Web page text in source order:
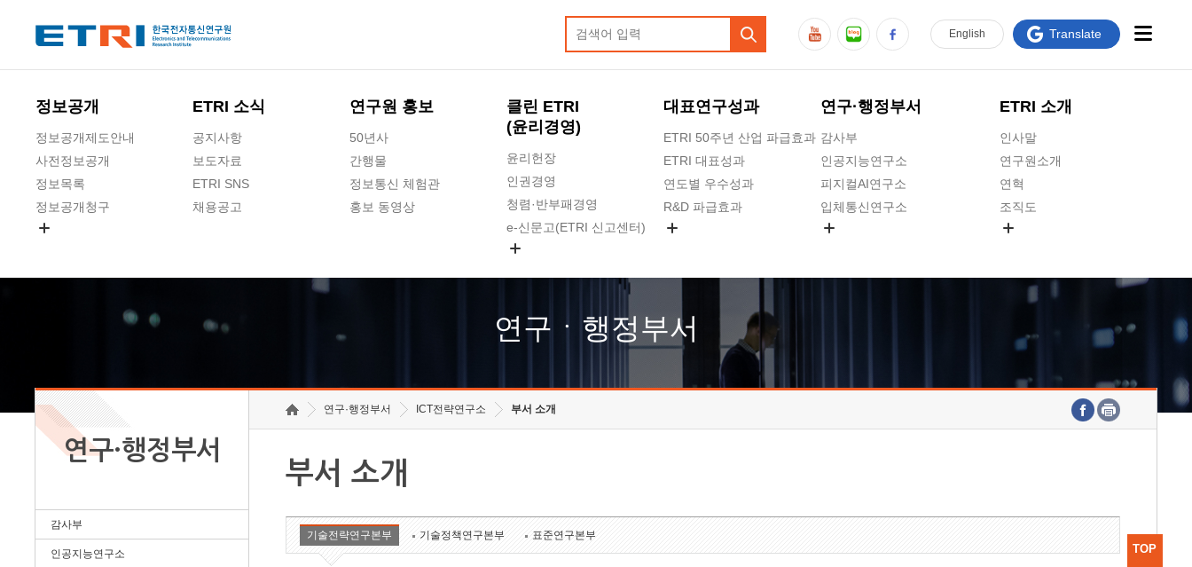
정보공개
정보공개제도안내
사전정보공개
정보목록
정보공개청구
ETRI 소식
공지사항
보도자료
ETRI SNS
채용공고
연구원 홍보
50년사
간행물
정보통신 체험관
홍보 동영상
클린 ETRI
(윤리경영)
윤리헌장
인권경영
청렴·반부패경영
e-신문고(ETRI 신고센터)
고객의소리
수의계약 현황
대표연구성과
ETRI 50주년 산업 파급효과
ETRI 대표성과
연도별 우수성과
R&D 파급효과
연구·행정부서
감사부
인공지능연구소
피지컬AI연구소
입체통신연구소
호남권연구본부
기획본부
ETRI 소개
인사말
연구원소개
연혁
조직도
연구원 고객헌장
주요업무연락처
English Translate
연구ㆍ행정부서
연구·행정부서
감사부
인공지능연구소
연구·행정부서 ICT전략연구소 부서 소개
부서 소개
기술전략연구본부 기술정책연구본부 표준연구본부
TOP